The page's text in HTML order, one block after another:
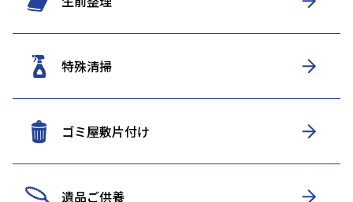
特殊清掃
ゴミ屋敷片付け
遺品ご供養